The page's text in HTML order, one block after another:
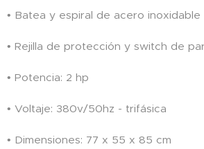
• Batea y espiral de acero inoxidable
• Rejilla de protección y switch de
• Potencia: 2 hp
• Voltaje: 380v/50hz - trifásica
• Dimensiones: 77 x 55 x 85 cm